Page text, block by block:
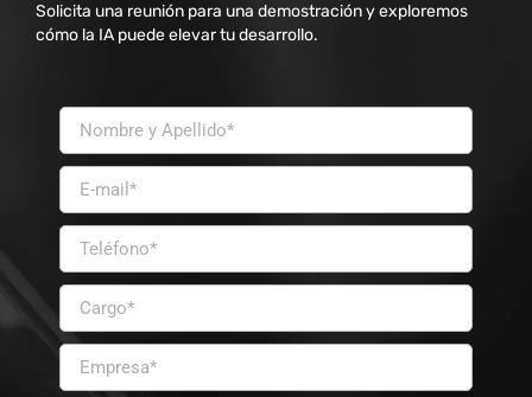
Solicita una reunión para una demostración y exploremos
cómo la IA puede elevar tu desarrollo.